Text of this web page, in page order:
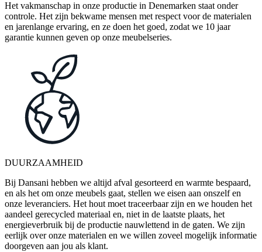
Het vakmanschap in onze productie in Denemarken staat onder
controle. Het zijn bekwame mensen met respect voor de materialen
en jarenlange ervaring, en ze doen het goed, zodat we 10 jaar
garantie kunnen geven op onze meubelseries.
DUURZAAMHEID
Bij Dansani hebben we altijd afval gesorteerd en warmte bespaard,
en als het om onze meubels gaat, stellen we eisen aan onszelf en
onze leveranciers. Het hout moet traceerbaar zijn en we houden het
aandeel gerecycled materiaal en, niet in de laatste plaats, het
energieverbruik bij de productie nauwlettend in de gaten. We zijn
eerlijk over onze materialen en we willen zoveel mogelijk informatie
doorgeven aan jou als klant.